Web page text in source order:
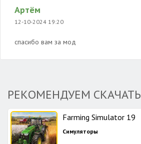
Артём
12-10-2024 19:20
спасибо вам за мод
РЕКОМЕНДУЕМ СКАЧАТЬ
Farming Simulator 19
Симуляторы